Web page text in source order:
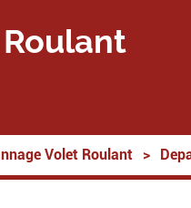
Volet Roulant >